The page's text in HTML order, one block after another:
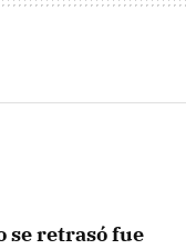
se retrasó fue